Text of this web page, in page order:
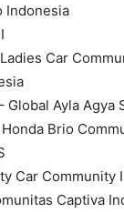
Indonesia
Car
Global Ayla Agya
Honda Brio
Car Community
Captiva